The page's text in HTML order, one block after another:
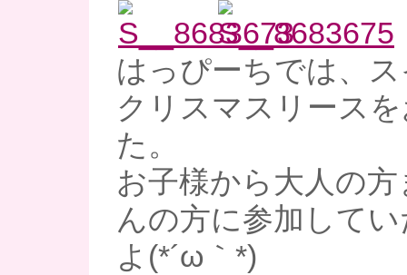
はっぴーちでは、
クリスマスリース
た。
お子様から大人の
んの方に参加して
よ(*´ω｀*)